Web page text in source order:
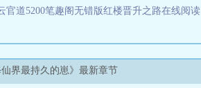
官道5200笔趣阁无错版红楼晋升之路在线阅读
仙界最持久的崽》最新章节